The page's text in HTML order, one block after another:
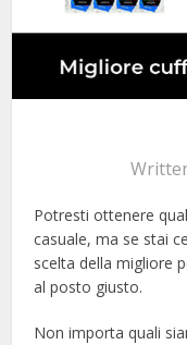
Potresti ottenere
casuale, ma se stai
scelta della migliore
al posto giusto.
Non importa quali